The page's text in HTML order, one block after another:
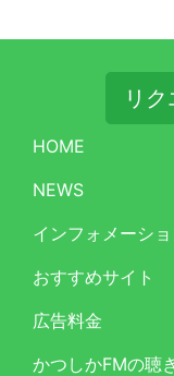
リ
HOME
NEWS
インフォメーシ
おすすめサイト
広告料金
かつしかFMの聴